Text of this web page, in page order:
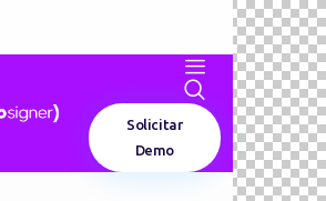
Solicitar
Demo